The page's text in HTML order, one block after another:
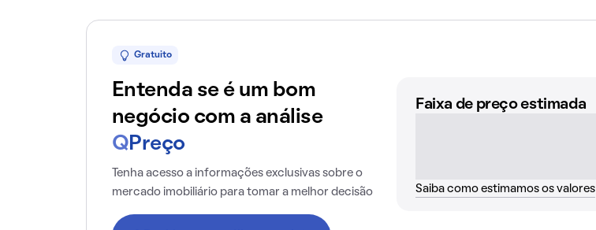
Gratuito
Entenda se é um bom
negócio com a análise
Q Preço
Tenha acesso a informações exclusivas sobre o
mercado imobiliário para tomar a melhor decisão
Faixa de preço estimada
Saiba como estimamos os valores